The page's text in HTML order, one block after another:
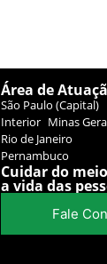
Área de
São Paulo (Capital)
Interior Minas
Rio de Janeiro
Pernambuco
Cuidar do
a vida das
Fale